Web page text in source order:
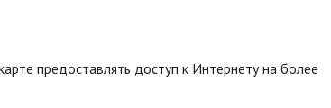
предоставлять доступ к Интернету на более